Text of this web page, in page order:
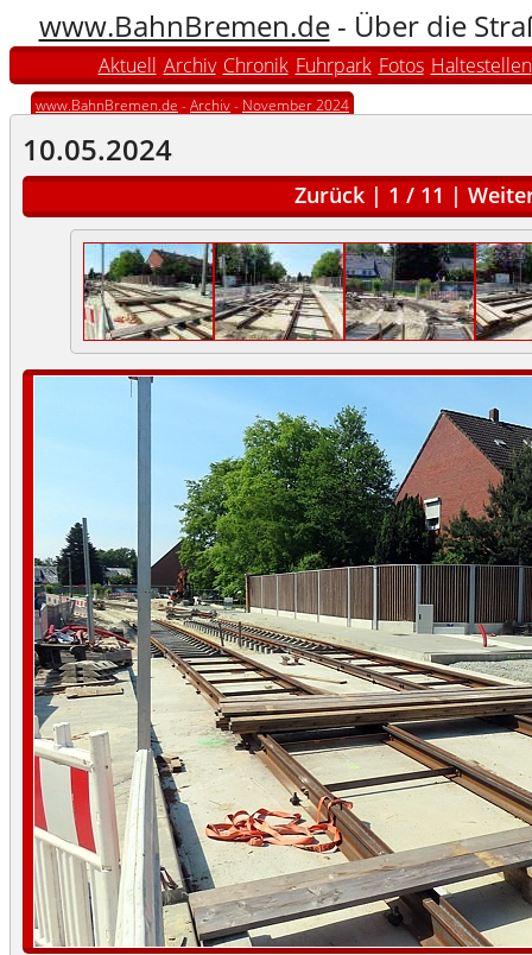
www.BahnBremen.de- Über die
Aktuell Archiv Chronik Fuhrpark Fotos Haltestellen
www.BahnBremen.de -Archiv- November 2024
10.05.2024
Zurück | 1 / 11 |